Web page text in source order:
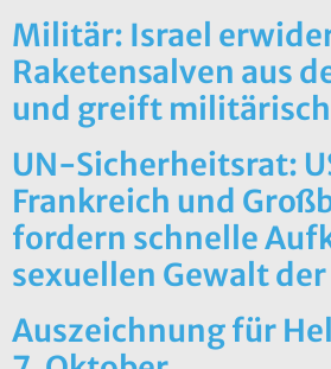
Militär: Israel
Raketensalven aus
und greift
UN-Sicherheitsrat:
Frankreich und
fordern schnelle
sexuellen Gewalt
Auszeichnung für